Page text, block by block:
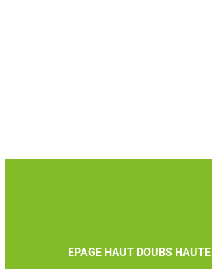
EPAGE HAUT DOUBS